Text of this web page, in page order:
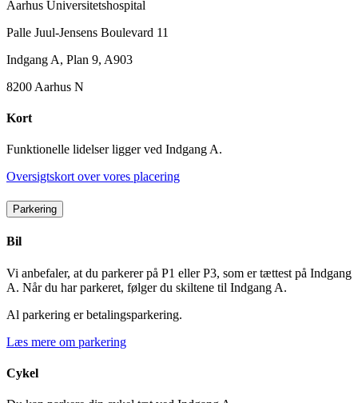
Aarhus Universitetshospital
Palle Juul-Jensens Boulevard 11
Indgang A, Plan 9, A903
8200 Aarhus N
Kort
Funktionelle lidelser ligger ved Indgang A.
Oversigtskort over vores placering
Parkering
Bil
Vi anbefaler, at du parkerer på P1 eller P3, som er tættest på Indgang
A. Når du har parkeret, følger du skiltene til Indgang A.
Al parkering er betalingsparkering.
Læs mere om parkering
Cykel